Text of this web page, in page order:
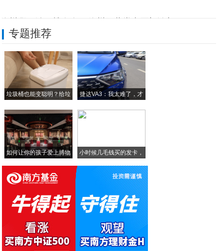
中海首个托育中心开园，商务生态再添重量级
华为P20到底有那些优点
中兴首款双模5G旗舰上架官网,小米10系
首款搭载高通720手机三星全新P系列曝光
专题推荐
垃圾桶也能变聪明？给垃
捷达VA3：我太难了，才
如何让你的孩子爱上博物
馆
小时候几毛钱买的发卡，
这